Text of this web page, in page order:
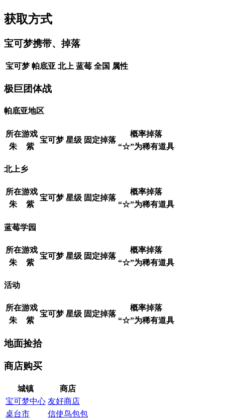
获取方式
宝可梦携带、掉落
宝可梦 帕底亚 北上 蓝莓 全国 属性
极巨团体战
帕底亚地区
所在游戏
宝可梦 星级 固定掉落
概率掉落
朱
紫 “☆”为稀有道具
北上乡
所在游戏
宝可梦 星级 固定掉落
概率掉落
朱
紫 “☆”为稀有道具
蓝莓学园
所在游戏
宝可梦 星级 固定掉落
概率掉落
朱
紫 “☆”为稀有道具
活动
所在游戏
宝可梦 星级 固定掉落
概率掉落
朱
紫 “☆”为稀有道具
地面捡拾
商店购买
城镇
商店
宝可梦中心 友好商店
桌台市
信使鸟包包